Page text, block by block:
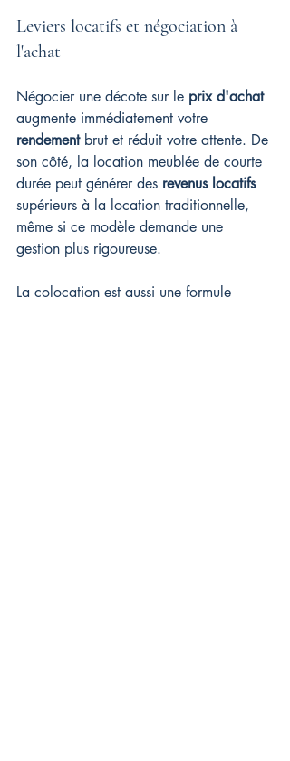
Leviers locatifs et négociation à
l'achat
Négocier une décote sur le prix d'achat
augmente immédiatement votre
rendement brut et réduit votre attente. De
son côté, la location meublée de courte
durée peut générer des revenus locatifs
supérieurs à la location traditionnelle,
même si ce modèle demande une
gestion plus rigoureuse.
La colocation est aussi une formule